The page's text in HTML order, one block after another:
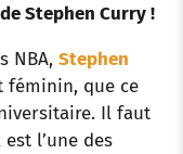
d
I
Stephen Curry !
NBA, Stephen
féminin, que ce
Il faut
l’une des